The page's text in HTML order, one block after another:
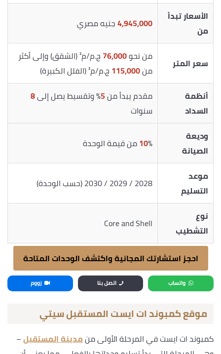
الأسعار تبدأ
من
4,945,000جنيه مصري
سعر المتر من نحو76,000
ج.م/م² (الشقق) وإلى أكثر
من115,000 ج.م/م² (الفلل الكبيرة)
أنظمة
السداد
مقدم يبدأ من5% وتقسيط يصل إلى8
سنوات
وديعة
الصيانة
10% من قيمة الوحدة
موعد
التسليم
2028 / 2029 / 2030 (حسب الوحدة)
نوع
التشطيب
Core and Shell
احجز استشارتك المجانية واكتشف الوحدات المتاحة
واتساب اتصل بنا زووم
موقع كمبوند ات ايست المستقبل سيتي
كمبوند ات ايست في المرحلة الأولى منمدينة المستقبل–